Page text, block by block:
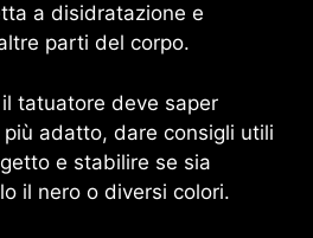
a disidratazione e
parti del corpo.
tatuatore deve saper
adatto, dare consigli utili
e stabilire se sia
il nero o diversi colori.